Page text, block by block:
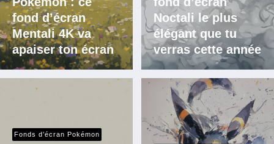
fond d’écran
Mentali 4K va
apaiser ton écran
Noctali le plus
élégant que tu
verras cette année
Fonds d’écran Pokémon